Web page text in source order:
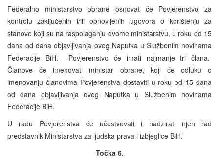
Federalno ministarstvo obrane osnovat će Povjerenstvo za
kontrolu zaključenih i/ili obnovljenih ugovora o korištenju za
stanove koji su na raspolaganju ovome ministarstvu, u roku od 15
dana od dana objavljivanja ovog Naputka u Službenim novinama
Federacije BiH. Povjerenstvo će imati najmanje tri člana.
Članove će imenovati ministar obrane, koji će odluku o
imenovanju članovima Povjerenstva dostaviti u roku od 15 dana
od dana objavljivanja ovog Naputka u Službenim novinama
Federacije BiH.
U radu Povjerenstva će učestvovati i nadzirati njen rad
predstavnik Ministarstva za ljudska prava i izbjeglice BiH.
Točka 6.